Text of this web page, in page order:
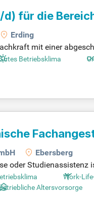
d) für die
/ Urologie
Erding
mit einer
selbstständigen,
"Jetzt hier Bewerben"
Betriebsklima
Ebersberg
oder
idealerweise im
und einfühlsamer
Work-
Altersvorsorge